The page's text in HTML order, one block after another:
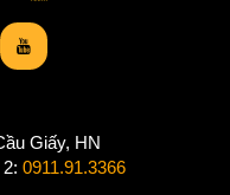
dưới mái hiên
Giấy, HN
0911.91.3366